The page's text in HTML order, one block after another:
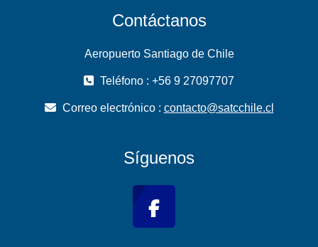
Contáctanos
Aeropuerto Santiago de Chile
Teléfono : +56 9 27097707
Correo electrónico : contacto@satcchile.cl
Síguenos